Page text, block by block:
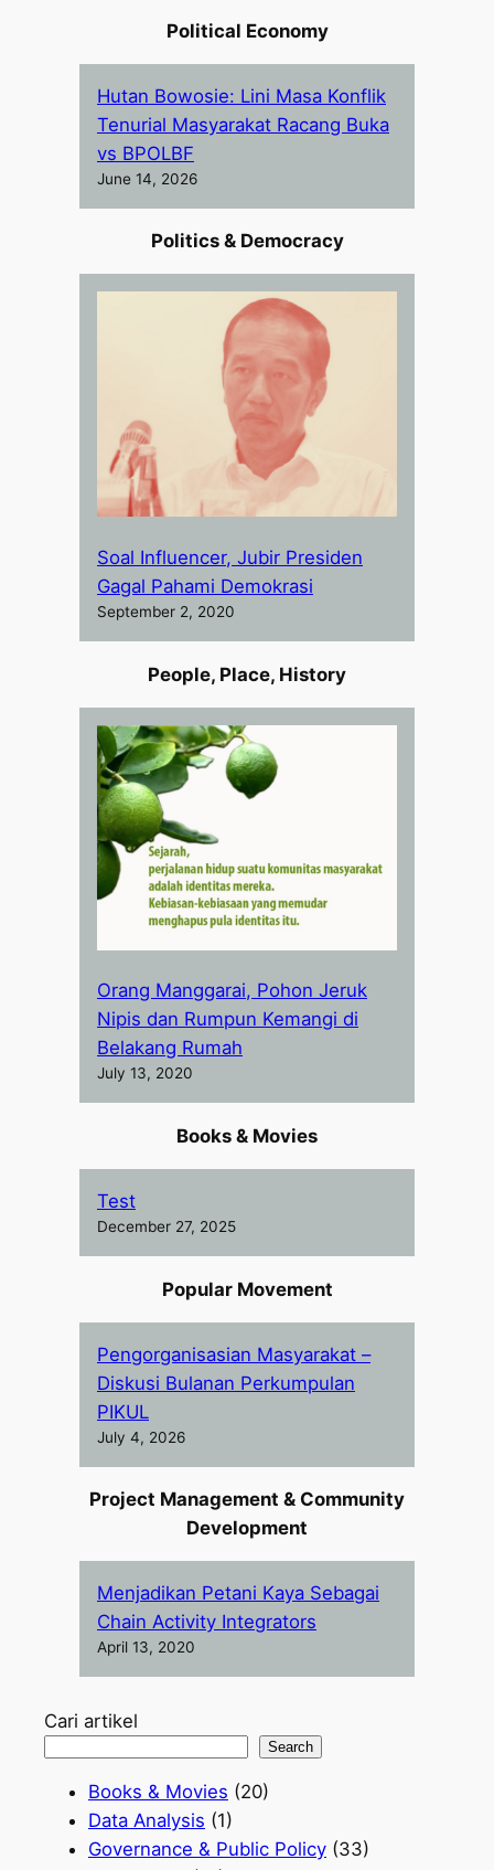
Political Economy
Hutan Bowosie: Lini Masa Konflik
Tenurial Masyarakat Racang Buka
vs BPOLBF
June 14, 2026
Politics & Democracy
Soal Influencer, Jubir Presiden
Gagal Pahami Demokrasi
September 2, 2020
People, Place, History
Orang Manggarai, Pohon Jeruk
Nipis dan Rumpun Kemangi di
Belakang Rumah
July 13, 2020
Books & Movies
Test
December 27, 2025
Popular Movement
Pengorganisasian Masyarakat –
Diskusi Bulanan Perkumpulan
PIKUL
July 4, 2026
Project Management & Community
Development
Menjadikan Petani Kaya Sebagai
Chain Activity Integrators
April 13, 2020
Cari artikel
Search
Books & Movies (20)
Data Analysis (1)
Governance & Public Policy (33)